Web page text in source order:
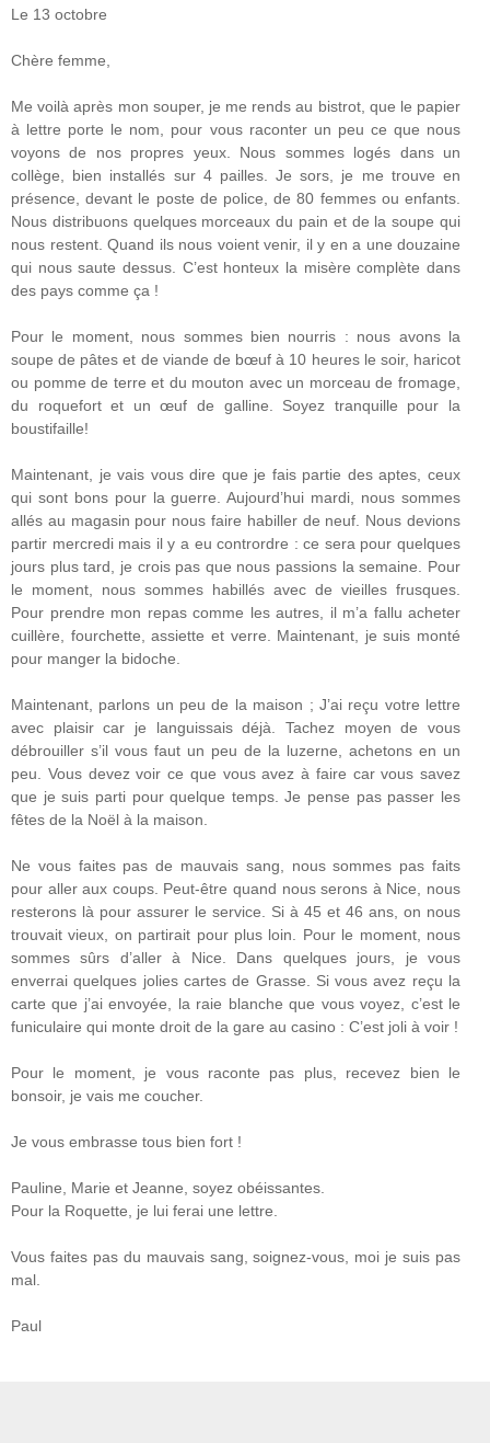
Le 13 octobre
Chère femme,
Me voilà après mon souper, je me rends au bistrot, que le papier
à lettre porte le nom, pour vous raconter un peu ce que nous
voyons de nos propres yeux. Nous sommes logés dans un
collège, bien installés sur 4 pailles. Je sors, je me trouve en
présence, devant le poste de police, de 80 femmes ou enfants.
Nous distribuons quelques morceaux du pain et de la soupe qui
nous restent. Quand ils nous voient venir, il y en a une douzaine
qui nous saute dessus. C’est honteux la misère complète dans
des pays comme ça !
Pour le moment, nous sommes bien nourris : nous avons la
soupe de pâtes et de viande de bœuf à 10 heures le soir, haricot
ou pomme de terre et du mouton avec un morceau de fromage,
du roquefort et un œuf de galline. Soyez tranquille pour la
boustifaille!
Maintenant, je vais vous dire que je fais partie des aptes, ceux
qui sont bons pour la guerre. Aujourd’hui mardi, nous sommes
allés au magasin pour nous faire habiller de neuf. Nous devions
partir mercredi mais il y a eu contrordre : ce sera pour quelques
jours plus tard, je crois pas que nous passions la semaine. Pour
le moment, nous sommes habillés avec de vieilles frusques.
Pour prendre mon repas comme les autres, il m’a fallu acheter
cuillère, fourchette, assiette et verre. Maintenant, je suis monté
pour manger la bidoche.
Maintenant, parlons un peu de la maison ; J’ai reçu votre lettre
avec plaisir car je languissais déjà. Tachez moyen de vous
débrouiller s’il vous faut un peu de la luzerne, achetons en un
peu. Vous devez voir ce que vous avez à faire car vous savez
que je suis parti pour quelque temps. Je pense pas passer les
fêtes de la Noël à la maison.
Ne vous faites pas de mauvais sang, nous sommes pas faits
pour aller aux coups. Peut-être quand nous serons à Nice, nous
resterons là pour assurer le service. Si à 45 et 46 ans, on nous
trouvait vieux, on partirait pour plus loin. Pour le moment, nous
sommes sûrs d’aller à Nice. Dans quelques jours, je vous
enverrai quelques jolies cartes de Grasse. Si vous avez reçu la
carte que j’ai envoyée, la raie blanche que vous voyez, c’est le
funiculaire qui monte droit de la gare au casino : C’est joli à voir !
Pour le moment, je vous raconte pas plus, recevez bien le
bonsoir, je vais me coucher.
Je vous embrasse tous bien fort !
Pauline, Marie et Jeanne, soyez obéissantes.
Pour la Roquette, je lui ferai une lettre.
Vous faites pas du mauvais sang, soignez-vous, moi je suis pas
mal.
Paul